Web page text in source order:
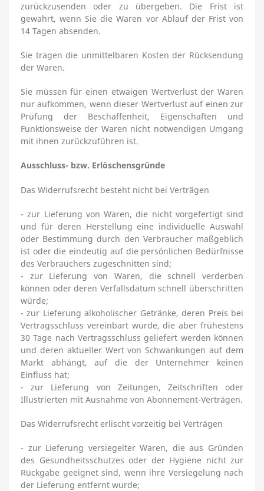
zurückzusenden oder zu übergeben. Die Frist ist
gewahrt, wenn Sie die Waren vor Ablauf der Frist von
14 Tagen absenden.
Sie tragen die unmittelbaren Kosten der Rücksendung
der Waren.
Sie müssen für einen etwaigen Wertverlust der Waren
nur aufkommen, wenn dieser Wertverlust auf einen zur
Prüfung der Beschaffenheit, Eigenschaften und
Funktionsweise der Waren nicht notwendigen Umgang
mit ihnen zurückzuführen ist.
Ausschluss- bzw. Erlöschensgründe
Das Widerrufsrecht besteht nicht bei Verträgen
- zur Lieferung von Waren, die nicht vorgefertigt sind
und für deren Herstellung eine individuelle Auswahl
oder Bestimmung durch den Verbraucher maßgeblich
ist oder die eindeutig auf die persönlichen Bedürfnisse
des Verbrauchers zugeschnitten sind;
- zur Lieferung von Waren, die schnell verderben
können oder deren Verfallsdatum schnell überschritten
würde;
- zur Lieferung alkoholischer Getränke, deren Preis bei
Vertragsschluss vereinbart wurde, die aber frühestens
30 Tage nach Vertragsschluss geliefert werden können
und deren aktueller Wert von Schwankungen auf dem
Markt abhängt, auf die der Unternehmer keinen
Einfluss hat;
- zur Lieferung von Zeitungen, Zeitschriften oder
Illustrierten mit Ausnahme von Abonnement-Verträgen.
Das Widerrufsrecht erlischt vorzeitig bei Verträgen
- zur Lieferung versiegelter Waren, die aus Gründen
des Gesundheitsschutzes oder der Hygiene nicht zur
Rückgabe geeignet sind, wenn ihre Versiegelung nach
der Lieferung entfernt wurde;